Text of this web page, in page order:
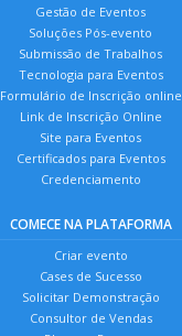
Gestão de Eventos
Soluções Pós-evento
Submissão de Trabalhos
Tecnologia para Eventos
Formulário de Inscrição online
Link de Inscrição Online
Site para Eventos
Certificados para Eventos
Credenciamento
COMECE NA PLATAFORMA
Criar evento
Cases de Sucesso
Solicitar Demonstração
Consultor de Vendas